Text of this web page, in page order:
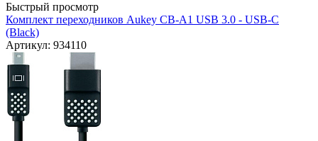
Быстрый просмотр
Комплект переходников Aukey CB-A1 USB 3.0 - USB-C
(Black)
Артикул: 934110